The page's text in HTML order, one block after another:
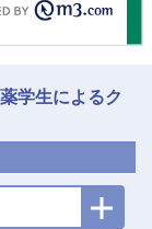
学生によるク